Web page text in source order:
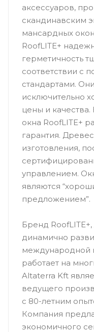
аксессуаров,
скандинавским
мансардных
RoofLITE+
герметичность
соответствии с
стандартами.
исключительно
цены и
окна RoofLITE+
гарантия.
изготовления,
управлением.
являются
предложением”.
Бренд
динамично
международной
работает на
Altaterra Kft
ведущего
с 80-летним
Компания
экономичного